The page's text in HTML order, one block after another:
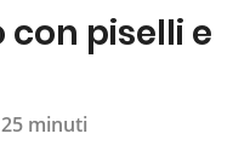
piselli e
25 minuti